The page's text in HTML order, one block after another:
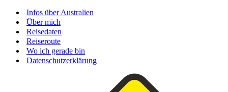
Infos über Australien
Über mich
Reisedaten
Reiseroute
Wo ich gerade bin
Datenschutzerklärung